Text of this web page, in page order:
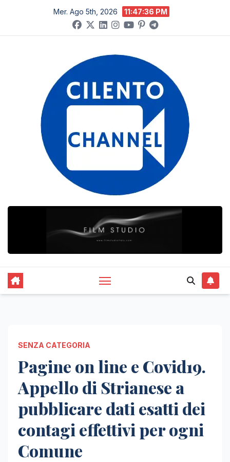
contenuto
Mer. Ago 5th, 2026 11:47:36 PM
SENZA CATEGORIA
Pagine on line e Covid19.
Appello di Strianese a
pubblicare dati esatti dei
contagi effettivi per ogni
Comune